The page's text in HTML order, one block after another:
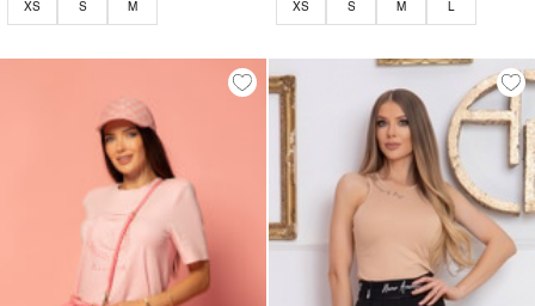
XS S M XS S M L